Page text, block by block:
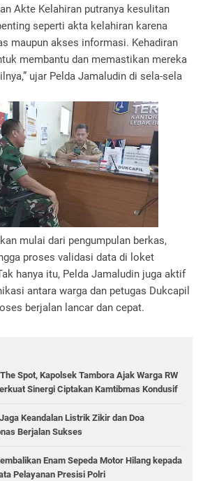
Akte Kelahiran putranya kesulitan
seperti akta kelahiran karena
maupun akses informasi. Kehadiran
membantu dan memastikan mereka
ujar Pelda Jamaludin di sela-sela
mulai dari pengumpulan berkas,
proses validasi data di loket
hanya itu, Pelda Jamaludin juga aktif
antara warga dan petugas Dukcapil
berjalan lancar dan cepat.
Spot, Kapolsek Tambora Ajak Warga RW
Sinergi Ciptakan Kamtibmas Kondusif
Keandalan Listrik Zikir dan Doa
Berjalan Sukses
Enam Sepeda Motor Hilang kepada
Pelayanan Presisi Polri